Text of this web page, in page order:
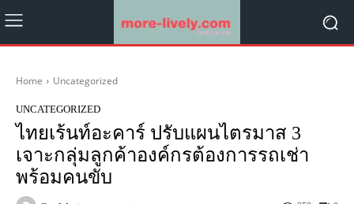
Home Uncategorized
UNCATEGORIZED
ไทยเร้นท์อะคาร์ ปรับแผนไตรมาส 3
เจาะกลุ่มลูกค้าองค์กรต้องการรถเช่า
พร้อมคนขับ